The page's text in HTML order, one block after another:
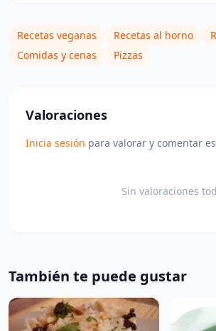
Recetas veganas Recetas al horno
Comidas y cenas
Pizzas
Valoraciones
Inicia sesión para valorar y comentar
Sin valoraciones
También te puede gustar